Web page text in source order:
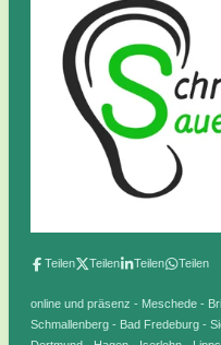
Teilen Teilen Teilen Teilen
online und präsenz - Meschede -
Schmallenberg - Bad Fredeburg -